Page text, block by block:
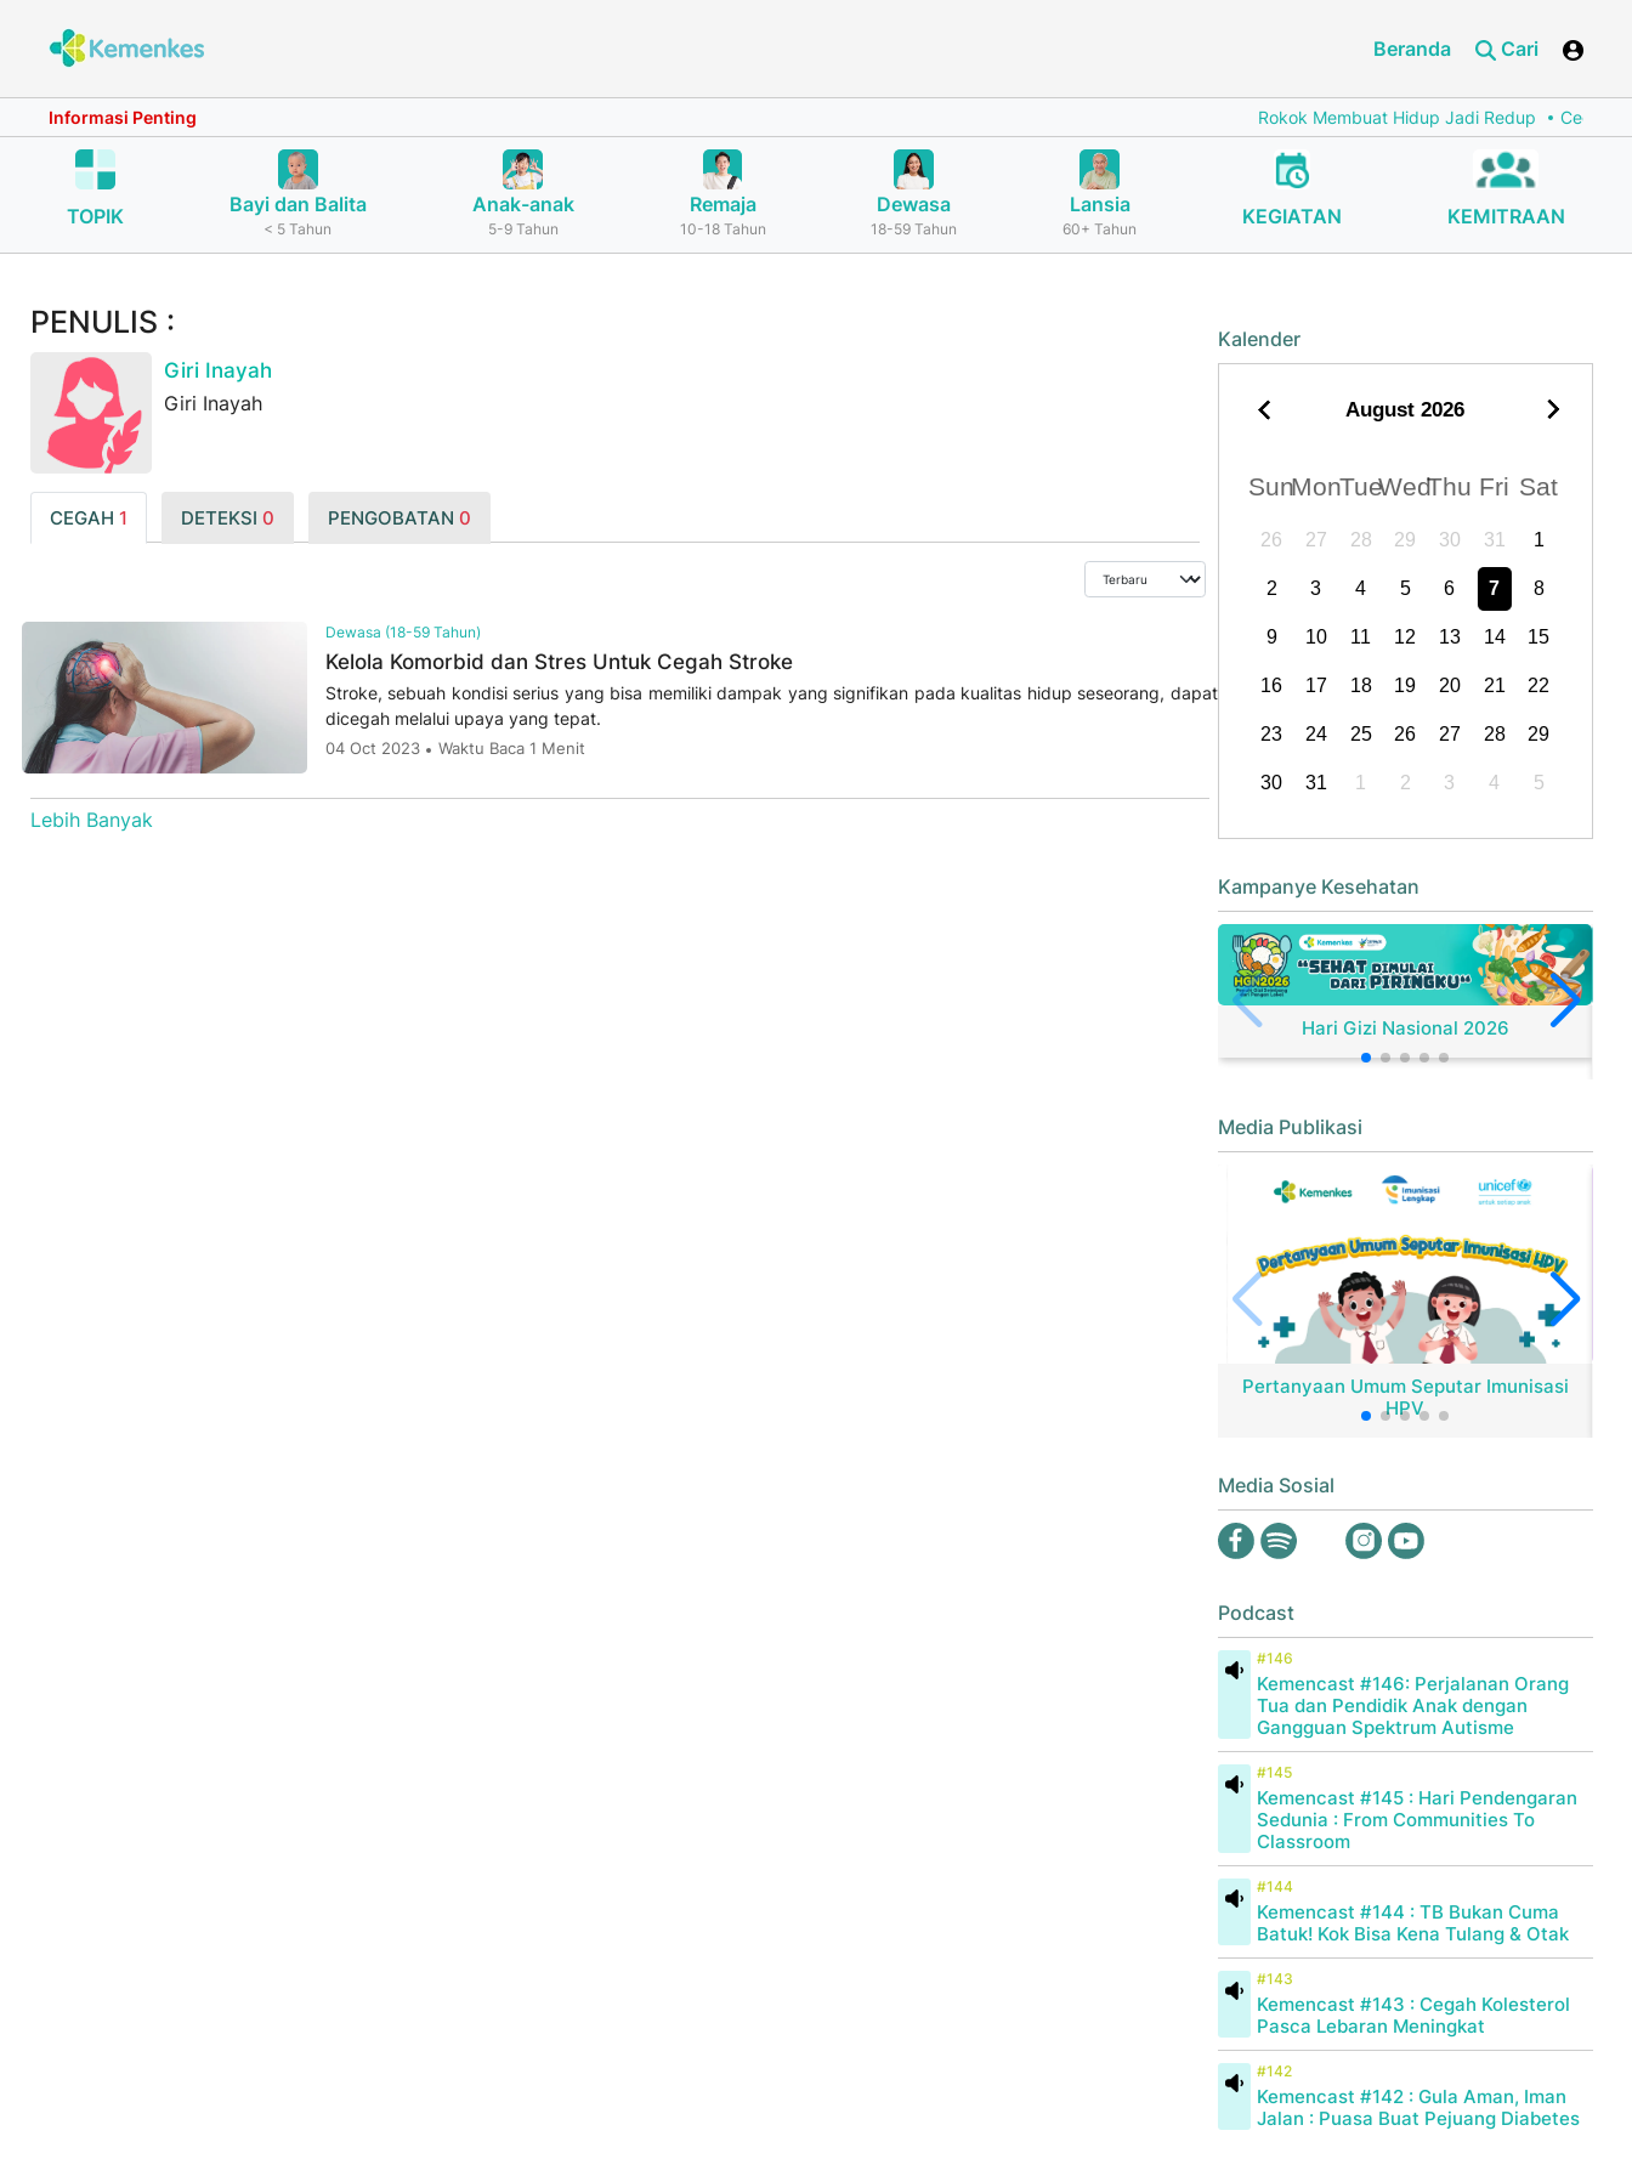
Beranda Cari
Informasi Penting Rokok Membuat Hidup Jadi Redup Cegah
TOPIK Bayi dan Balita
< 5 Tahun
Anak-anak
5-9 Tahun
Remaja
10-18 Tahun
Dewasa
18-59 Tahun
Lansia
60+ Tahun
KEGIATAN KEMITRAAN
PENULIS :
Giri Inayah
Giri Inayah
CEGAH 1 DETEKSI 0 PENGOBATAN 0
Dewasa (18-59 Tahun)
Kelola Komorbid dan Stres Untuk Cegah Stroke
Stroke, sebuah kondisi serius yang bisa memiliki dampak yang signifikan pada kualitas hidup seseorang, dapat
dicegah melalui upaya yang tepat.
04 Oct 2023 Waktu Baca 1 Menit
Lebih Banyak
Kalender
August 2026
SunMonTueWedThu Fri Sat
26 27 28 29 30 31 1
2 3 4 5 6 7 8
9 10 11 12 13 14 15
16 17 18 19 20 21 22
23 24 25 26 27 28 29
30 31 1 2 3 4 5
Kampanye Kesehatan
Hari Gizi Nasional 2026
Media Publikasi
Pertanyaan Umum Seputar Imunisasi
HPV
Media Sosial
Podcast
#146
Kemencast #146: Perjalanan Orang
Tua dan Pendidik Anak dengan
Gangguan Spektrum Autisme
#145
Kemencast #145 : Hari Pendengaran
Sedunia : From Communities To
Classroom
#144
Kemencast #144 : TB Bukan Cuma
Batuk! Kok Bisa Kena Tulang & Otak
#143
Kemencast #143 : Cegah Kolesterol
Pasca Lebaran Meningkat
#142
Kemencast #142 : Gula Aman, Iman
Jalan : Puasa Buat Pejuang Diabetes